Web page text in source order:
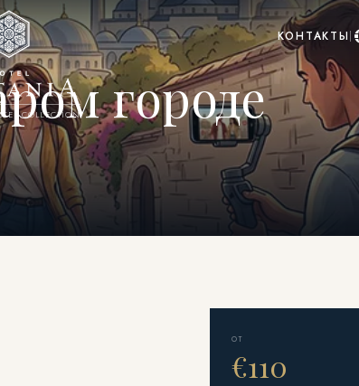
COLLECTION
КОНТАКТЫ
городе
ОТ
€110